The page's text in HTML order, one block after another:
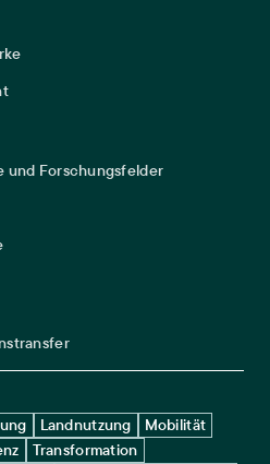
und Forschungsfelder
Landnutzung
Mobilität
Transformation